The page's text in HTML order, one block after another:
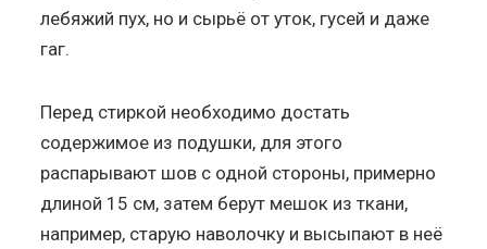
лебяжий пух, но и сырьё от уток, гусей и даже
гаг.
Перед стиркой необходимо достать
содержимое из подушки, для этого
распарывают шов с одной стороны, примерно
длиной 15 см, затем берут мешок из ткани,
например, старую наволочку и высыпают в неё